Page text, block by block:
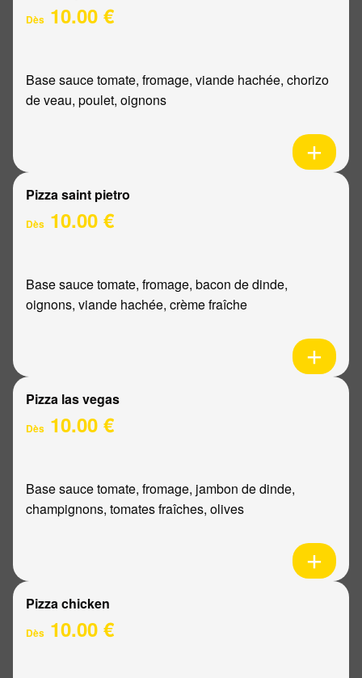
Dès 10.00 €
Base sauce tomate, fromage, viande hachée, chorizo
de veau, poulet, oignons
Pizza saint pietro
Dès 10.00 €
Base sauce tomate, fromage, bacon de dinde,
oignons, viande hachée, crème fraîche
Pizza las vegas
Dès 10.00 €
Base sauce tomate, fromage, jambon de dinde,
champignons, tomates fraîches, olives
Pizza chicken
Dès 10.00 €